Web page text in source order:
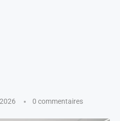
0 commentaires